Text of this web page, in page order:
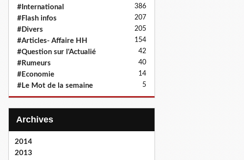
#International 386
#Flash infos 207
#Divers 205
#Articles- Affaire HH 154
#Question sur l'Actualié 42
#Rumeurs 40
#Economie 14
#Le Mot de la semaine 5
Archives
2014
2013